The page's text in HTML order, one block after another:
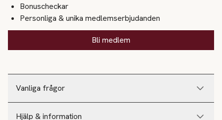
Vanliga frågor
Hjälp & information
Bonuscheckar
Personliga & unika medlemserbjudanden
Bli medlem